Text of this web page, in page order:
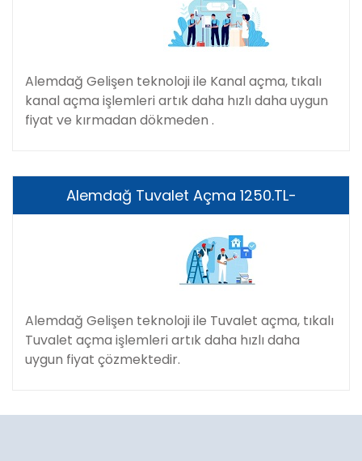
Alemdağ Gelişen teknoloji ile Kanal açma, tıkalı
kanal açma işlemleri artık daha hızlı daha uygun
fiyat ve kırmadan dökmeden .
Alemdağ Tuvalet Açma 1250.TL-
Alemdağ Gelişen teknoloji ile Tuvalet açma, tıkalı
Tuvalet açma işlemleri artık daha hızlı daha
uygun fiyat çözmektedir.